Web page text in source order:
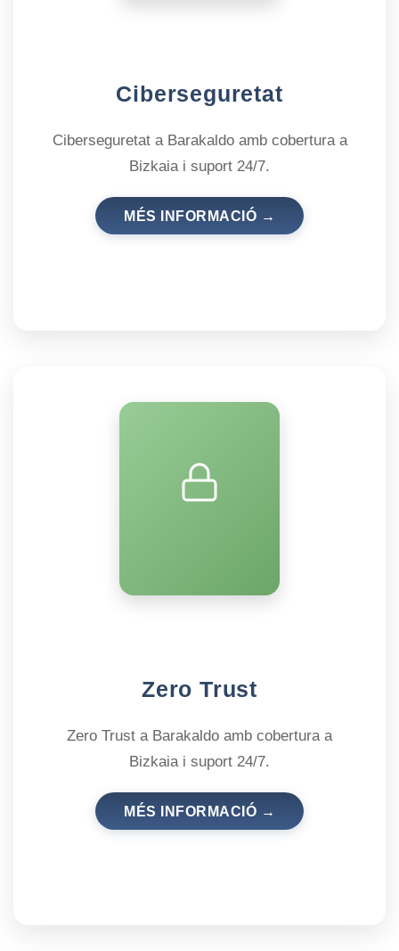
Ciberseguretat
Ciberseguretat a Barakaldo amb cobertura a
Bizkaia i suport 24/7.
MÉS INFORMACIÓ →
Zero Trust
Zero Trust a Barakaldo amb cobertura a
Bizkaia i suport 24/7.
MÉS INFORMACIÓ →